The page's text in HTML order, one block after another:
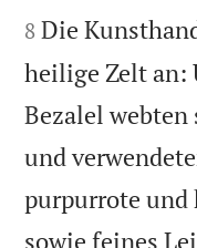


8 Die
heilige Zelt an:
Bezalel
und
purpurrote und
sowie feines